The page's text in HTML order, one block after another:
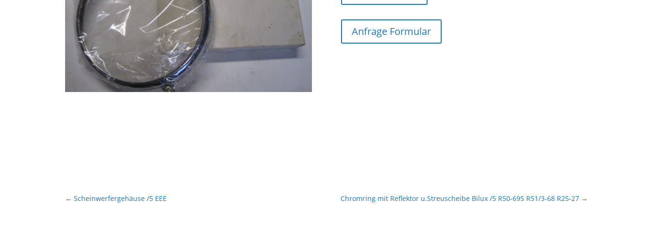
Anfrage Formular
←Scheinwerfergehäuse /5 EEE Chromring mit Reflektor u.Streuscheibe Bilux /5 R50-69S R51/3-68 R25-27→